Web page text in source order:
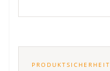
PRODUKTSICHERHEIT